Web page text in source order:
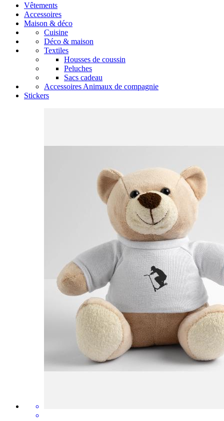
Vêtements
Accessoires
Maison & déco
Cuisine
Déco & maison
Textiles
Housses de coussin
Peluches
Sacs cadeau
Accessoires Animaux de compagnie
Stickers